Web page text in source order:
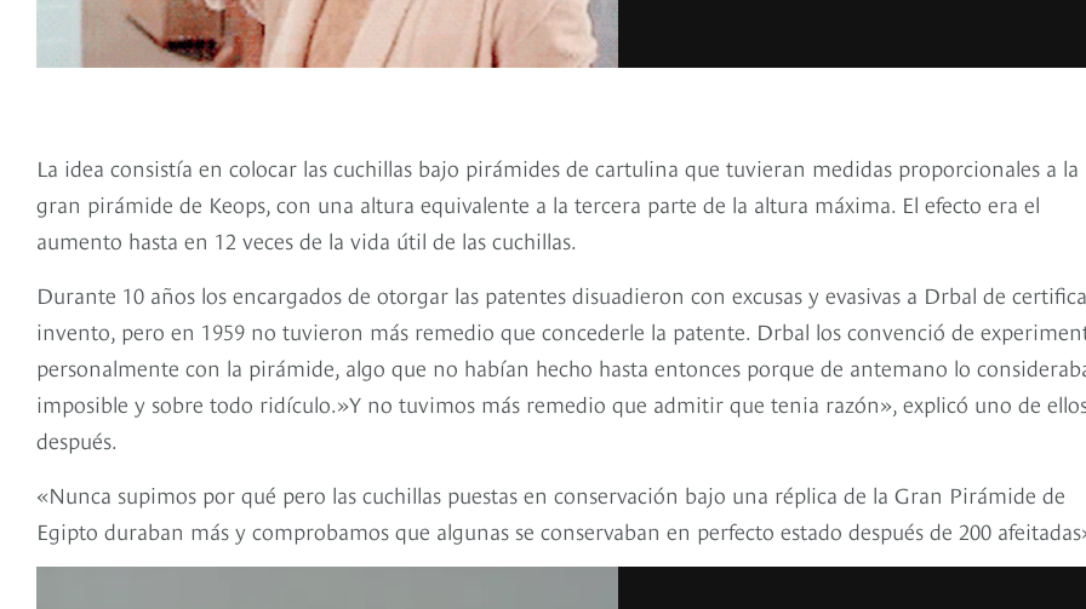
La idea consistía en colocar las cuchillas bajo pirámides de cartulina que tuvieran medidas proporcionales a la
gran pirámide de Keops, con una altura equivalente a la tercera parte de la altura máxima. El efecto era el
aumento hasta en 12 veces de la vida útil de las cuchillas.
Durante 10 años los encargados de otorgar las patentes disuadieron con excusas y evasivas a Drbal de
invento, pero en 1959 no tuvieron más remedio que concederle la patente. Drbal los convenció de
personalmente con la pirámide, algo que no habían hecho hasta entonces porque de antemano lo
imposible y sobre todo ridículo.»Y no tuvimos más remedio que admitir que tenia razón», explicó uno de
después.
«Nunca supimos por qué pero las cuchillas puestas en conservación bajo una réplica de la Gran Pirámide de
Egipto duraban más y comprobamos que algunas se conservaban en perfecto estado después de 200